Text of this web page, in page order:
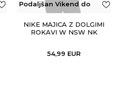
Podaljšan Vikend do
50€
NIKE MAJICA Z DOLGIMI
ROKAVI W NSW NK
54,99 EUR